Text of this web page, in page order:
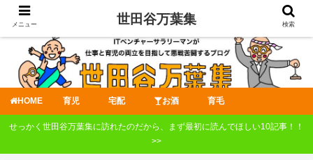
HOME 育児 宅配 お酒 育毛
せっかく世田谷万葉集に訪れたのだから、まず最初に読んでほしい10記事！！
>>
メニュー 世田谷万葉集 検索